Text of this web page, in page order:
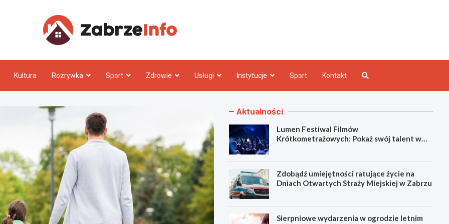
Kultura Rozrywka Sport Zdrowie Usługi Instytucje Sport Kontakt
Aktualności
Lumen Festiwal Filmów
Krótkometrażowych: Pokaż swój talent w
Zdobądź umiejętności ratujące życie na
Dniach Otwartych Straży Miejskiej w Zabrzu
Sierpniowe wydarzenia w ogrodzie letnim